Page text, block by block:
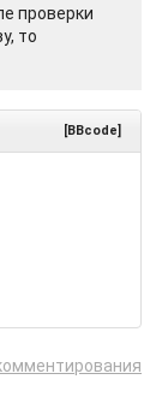
проверки
то
[BBcode]